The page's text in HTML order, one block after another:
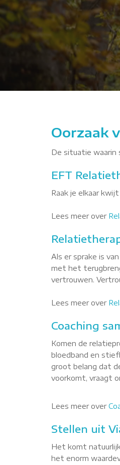
Oorzaak
De situatie waarin
EFT
Raak je elkaar
Lees meer over
Als er sprake is
met het
vertrouwen.
Lees meer over
Coaching
Komen de
bloedband en
groot belang dat
voorkomt, vraagt
Lees meer over
Stellen uit
Het komt
het enorm